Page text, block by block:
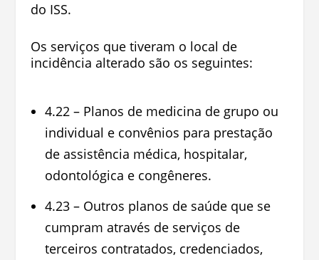
do ISS.
Os serviços que tiveram o local de
incidência alterado são os seguintes:
4.22 – Planos de medicina de grupo ou
individual e convênios para prestação
de assistência médica, hospitalar,
odontológica e congêneres.
4.23 – Outros planos de saúde que se
cumpram através de serviços de
terceiros contratados, credenciados,